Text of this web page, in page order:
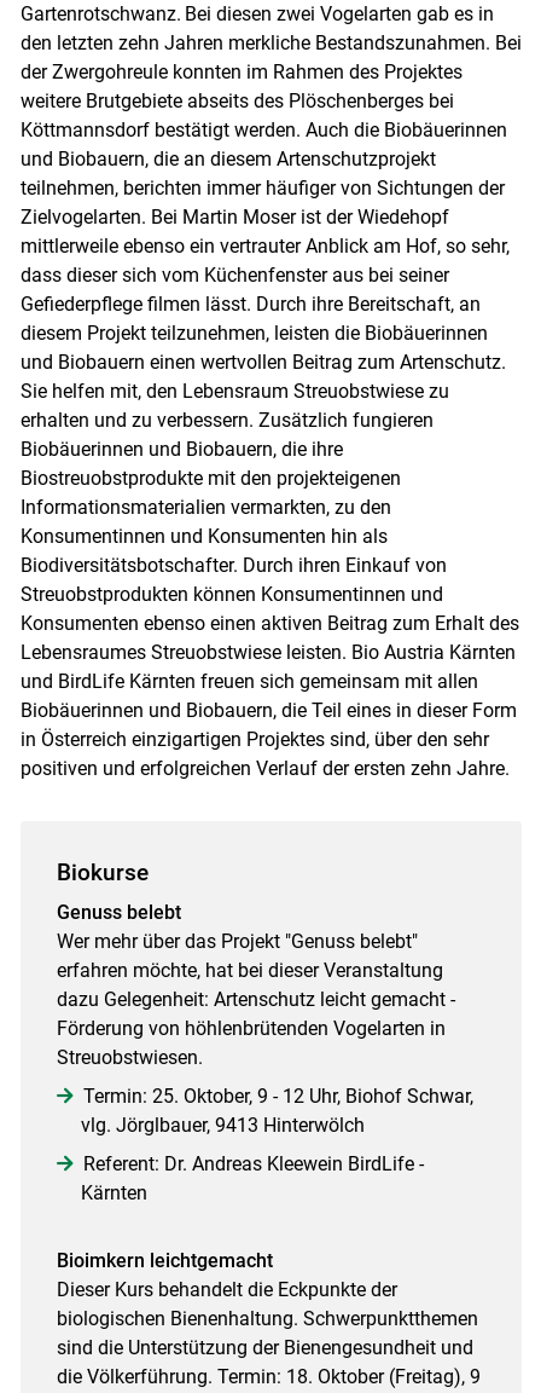
Gartenrotschwanz. Bei diesen zwei Vogelarten gab es in
den letzten zehn Jahren merkliche Bestandszunahmen. Bei
der Zwergohreule konnten im Rahmen des Projektes
weitere Brutgebiete abseits des Plöschenberges bei
Köttmannsdorf bestätigt werden. Auch die Biobäuerinnen
und Biobauern, die an diesem Artenschutzprojekt
teilnehmen, berichten immer häufiger von Sichtungen der
Zielvogelarten. Bei Martin Moser ist der Wiedehopf
mittlerweile ebenso ein vertrauter Anblick am Hof, so sehr,
dass dieser sich vom Küchenfenster aus bei seiner
Gefiederpflege filmen lässt. Durch ihre Bereitschaft, an
diesem Projekt teilzunehmen, leisten die Biobäuerinnen
und Biobauern einen wertvollen Beitrag zum Artenschutz.
Sie helfen mit, den Lebensraum Streuobstwiese zu
erhalten und zu verbessern. Zusätzlich fungieren
Biobäuerinnen und Biobauern, die ihre
Biostreuobstprodukte mit den projekteigenen
Informationsmaterialien vermarkten, zu den
Konsumentinnen und Konsumenten hin als
Biodiversitätsbotschafter. Durch ihren Einkauf von
Streuobstprodukten können Konsumentinnen und
Konsumenten ebenso einen aktiven Beitrag zum Erhalt des
Lebensraumes Streuobstwiese leisten. Bio Austria Kärnten
und BirdLife Kärnten freuen sich gemeinsam mit allen
Biobäuerinnen und Biobauern, die Teil eines in dieser Form
in Österreich einzigartigen Projektes sind, über den sehr
positiven und erfolgreichen Verlauf der ersten zehn Jahre.
Biokurse
Genuss belebt
Wer mehr über das Projekt "Genuss belebt"
erfahren möchte, hat bei dieser Veranstaltung
dazu Gelegenheit: Artenschutz leicht gemacht -
Förderung von höhlenbrütenden Vogelarten in
Streuobstwiesen.
Termin: 25. Oktober, 9 - 12 Uhr, Biohof Schwar,
vlg. Jörglbauer, 9413 Hinterwölch
Referent: Dr. Andreas Kleewein BirdLife -
Kärnten
Bioimkern leichtgemacht
Dieser Kurs behandelt die Eckpunkte der
biologischen Bienenhaltung. Schwerpunktthemen
sind die Unterstützung der Bienengesundheit und
die Völkerführung. Termin: 18. Oktober (Freitag), 9